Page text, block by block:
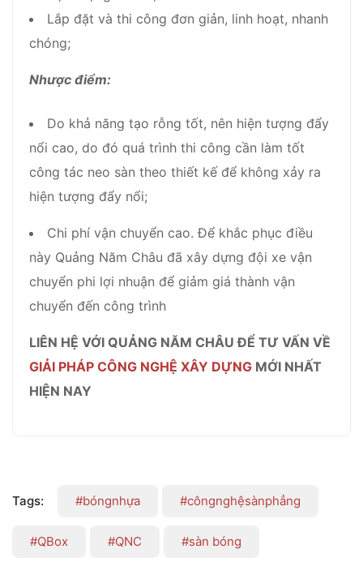
Lắp đặt và thi công đơn giản, linh hoạt, nhanh
chóng;
Nhược điểm:
Do khả năng tạo rỗng tốt, nên hiện tượng đẩy
nổi cao, do đó quá trình thi công cần làm tốt
công tác neo sàn theo thiết kế để không xảy ra
hiện tượng đẩy nổi;
Chi phí vận chuyển cao. Để khắc phục điều
này Quảng Năm Châu đã xây dựng đội xe vận
chuyển phi lợi nhuận để giảm giá thành vận
chuyển đến công trình
LIÊN HỆ VỚI QUẢNG NĂM CHÂU ĐỂ TƯ VẤN VỀ
GIẢI PHÁP CÔNG NGHỆ XÂY DỰNG MỚI NHẤT
HIỆN NAY
Tags: #bóngnhựa #côngnghệsànphẳng
#QBox #QNC #sàn bóng